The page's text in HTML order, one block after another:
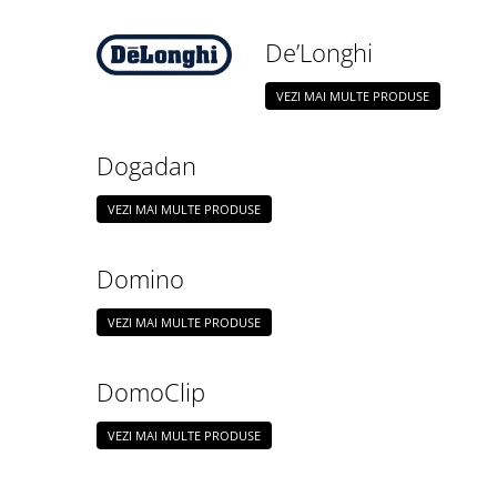
De’Longhi
VEZI MAI MULTE PRODUSE
Dogadan
VEZI MAI MULTE PRODUSE
Domino
VEZI MAI MULTE PRODUSE
DomoClip
VEZI MAI MULTE PRODUSE